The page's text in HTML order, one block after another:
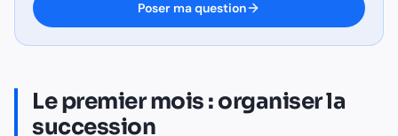
Poser ma question
Le premier mois : organiser la
succession